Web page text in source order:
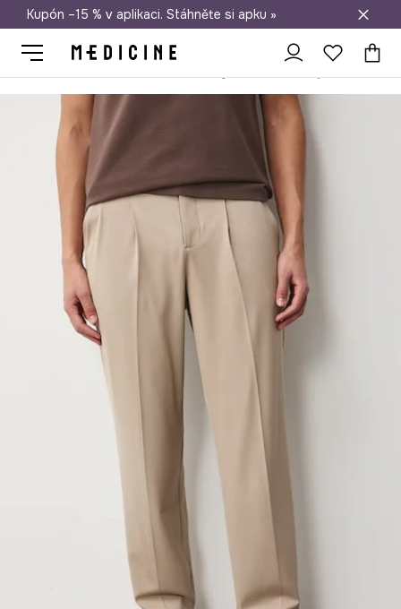
Doprava zdarma při nákupu nad 1 200 Kč
Kupón –15 % v aplikaci. Stáhněte si apku »